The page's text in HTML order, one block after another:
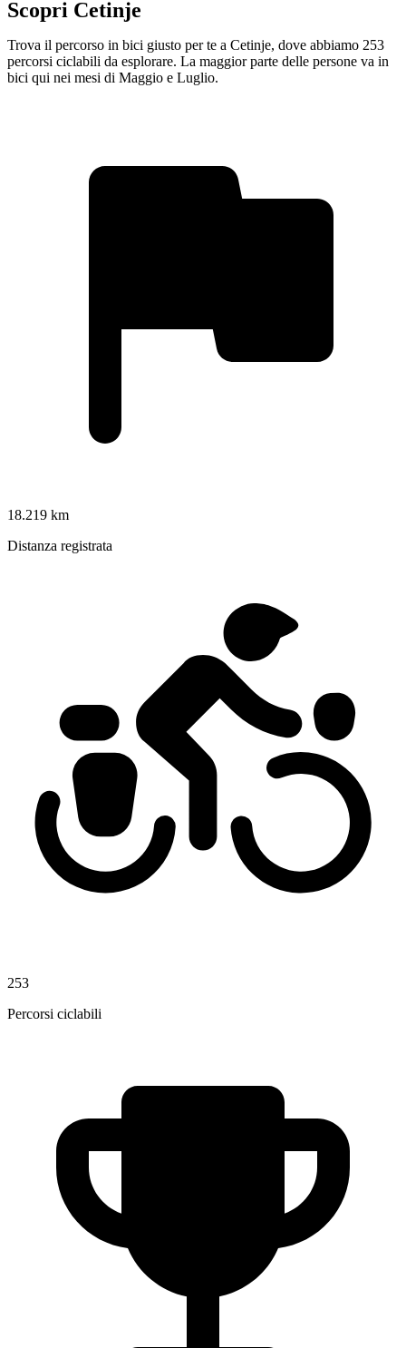
Scopri Cetinje
Trova il percorso in bici giusto per te a Cetinje, dove abbiamo 253
percorsi ciclabili da esplorare. La maggior parte delle persone va in
bici qui nei mesi di Maggio e Luglio.
18.219 km
Distanza registrata
253
Percorsi ciclabili